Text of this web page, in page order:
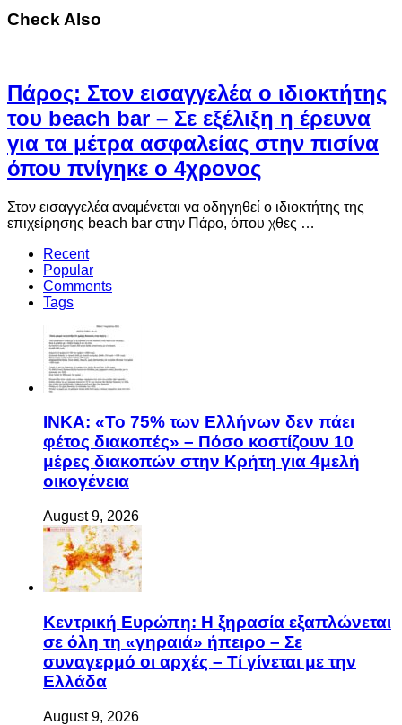
Check Also
Πάρος: Στον εισαγγελέα ο ιδιοκτήτης
του beach bar – Σε εξέλιξη η έρευνα
για τα μέτρα ασφαλείας στην πισίνα
όπου πνίγηκε ο 4χρονος
Στον εισαγγελέα αναμένεται να οδηγηθεί ο ιδιοκτήτης της
επιχείρησης beach bar στην Πάρο, όπου χθες …
Recent
Popular
Comments
Tags
ΙΝΚΑ: «Το 75% των Ελλήνων δεν πάει
φέτος διακοπές» – Πόσο κοστίζουν 10
μέρες διακοπών στην Κρήτη για 4μελή
οικογένεια
August 9, 2026
Κεντρική Ευρώπη: Η ξηρασία εξαπλώνεται
σε όλη τη «γηραιά» ήπειρο – Σε
συναγερμό οι αρχές – Τί γίνεται με την
Ελλάδα
August 9, 2026